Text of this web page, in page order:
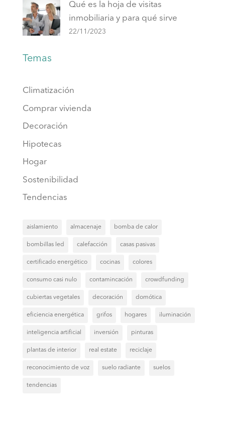
Qué es la hoja de visitas
inmobiliaria y para qué sirve
22/11/2023
Temas
Climatización
Comprar vivienda
Decoración
Hipotecas
Hogar
Sostenibilidad
Tendencias
aislamiento almacenaje bomba de calor
bombillas led calefacción casas pasivas
certificado energético cocinas colores
consumo casi nulo contamincación crowdfunding
cubiertas vegetales decoración domótica
eficiencia energética grifos hogares iluminación
inteligencia artificial inversión pinturas
plantas de interior real estate reciclaje
reconocimiento de voz suelo radiante suelos
tendencias